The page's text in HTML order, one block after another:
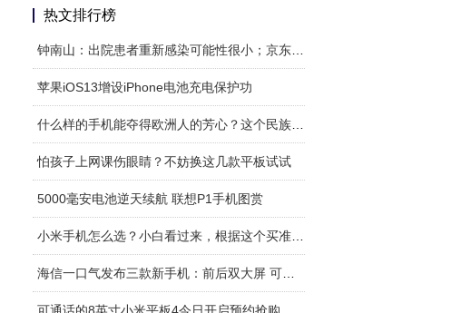
手机终端升级Andr
热文排行榜
苹果iOS13增设iPhone电池充电保护功
怕孩子上网课伤眼睛？不妨换这几款平板试试
5000毫安电池逆天续航 联想P1手机图赏